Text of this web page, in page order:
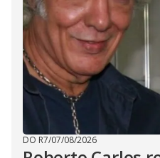
DO R7/07/08/2026